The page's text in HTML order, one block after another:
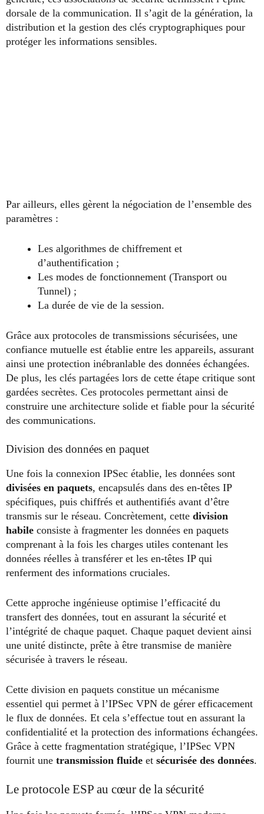
dorsale de la communication. Il s’agit de la génération, la
distribution et la gestion des clés cryptographiques pour
protéger les informations sensibles.
Par ailleurs, elles gèrent la négociation de l’ensemble des
paramètres :
Les algorithmes de chiffrement et
d’authentification ;
Les modes de fonctionnement (Transport ou
Tunnel) ;
La durée de vie de la session.
Grâce aux protocoles de transmissions sécurisées, une
confiance mutuelle est établie entre les appareils, assurant
ainsi une protection inébranlable des données échangées.
De plus, les clés partagées lors de cette étape critique sont
gardées secrètes. Ces protocoles permettant ainsi de
construire une architecture solide et fiable pour la sécurité
des communications.
Division des données en paquet
Une fois la connexion IPSec établie, les données sont
divisées en paquets, encapsulés dans des en-têtes IP
spécifiques, puis chiffrés et authentifiés avant d’être
transmis sur le réseau. Concrètement, cette division
habile consiste à fragmenter les données en paquets
comprenant à la fois les charges utiles contenant les
données réelles à transférer et les en-têtes IP qui
renferment des informations cruciales.
Cette approche ingénieuse optimise l’efficacité du
transfert des données, tout en assurant la sécurité et
l’intégrité de chaque paquet. Chaque paquet devient ainsi
une unité distincte, prête à être transmise de manière
sécurisée à travers le réseau.
Cette division en paquets constitue un mécanisme
essentiel qui permet à l’IPSec VPN de gérer efficacement
le flux de données. Et cela s’effectue tout en assurant la
confidentialité et la protection des informations échangées.
Grâce à cette fragmentation stratégique, l’IPSec VPN
fournit une transmission fluide et sécurisée des données.
Le protocole ESP au cœur de la sécurité